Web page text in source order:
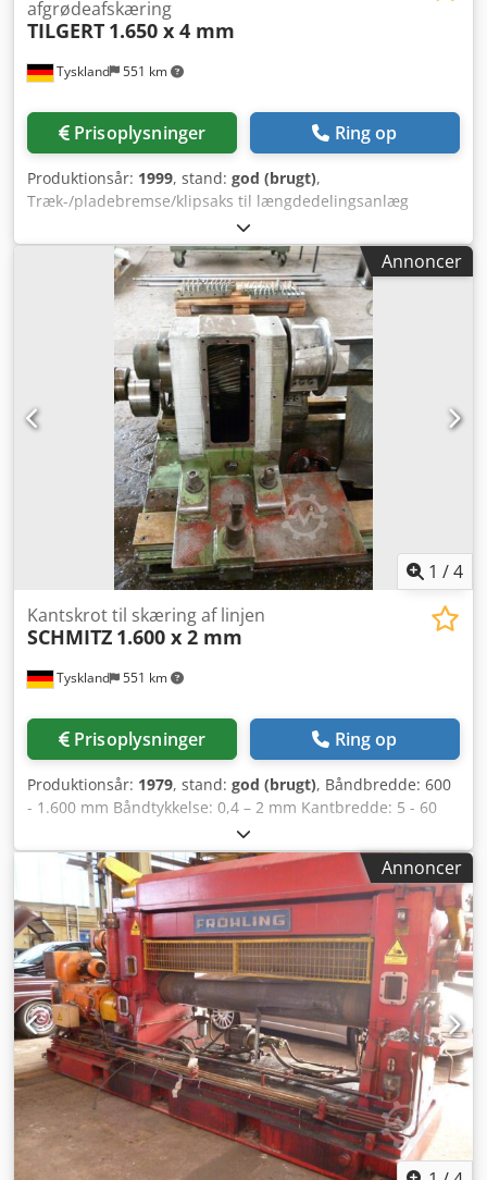
Tyskland 551 km
afgrødeafskæring
TILGERT 1.650 x 4 mm
Prisoplysninger Ring op
Produktionsår: 1999, stand: god (brugt),
Træk-/pladebremse/klipsaks til længdedelingsanlæg
Båndbredde: 500 - 1.650 mm Båndtykkelse: 0,4 – 4 mm
Dedpfx Aksgm E Rdjwjck Antal trækruller: 2
Annoncer
1 /4
Tyskland 551 km
Kantskrot til skæring af linjen
SCHMITZ 1.600 x 2 mm
Prisoplysninger Ring op
Produktionsår: 1979, stand: god (brugt), Båndbredde: 600
- 1.600 mm Båndtykkelse: 0,4 – 2 mm Kantbredde: 5 - 60
mm Hastighed: ca. 60 m/min Dsdpognyglefx Akwsck
Annoncer